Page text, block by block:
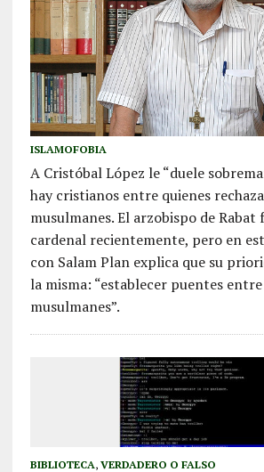
ISLAMOFOBIA
A Cristóbal López le “duele
hay cristianos entre quienes
musulmanes. El arzobispo de Rabat
cardenal recientemente, pero en
con Salam Plan explica que su
la misma: “establecer puentes
musulmanes”.
BIBLIOTECA, VERDADERO O FALSO